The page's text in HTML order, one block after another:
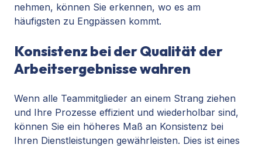
nehmen, können Sie erkennen, wo es am
häufigsten zu Engpässen kommt.
Konsistenz bei der Qualität der
Arbeitsergebnisse wahren
Wenn alle Teammitglieder an einem Strang ziehen
und Ihre Prozesse effizient und wiederholbar sind,
können Sie ein höheres Maß an Konsistenz bei
Ihren Dienstleistungen gewährleisten. Dies ist eines